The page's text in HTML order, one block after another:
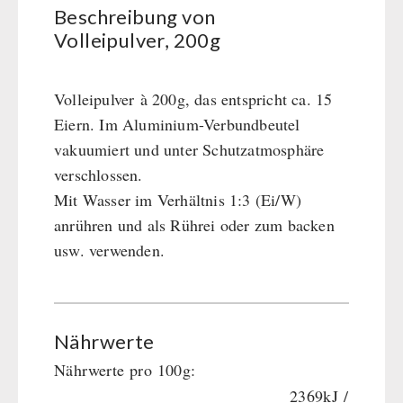
FRÜCHTE & GEMÜSE
Früchtesnacks
Früchtesnacks Karton
leckker Bio Früchte
SicherSatt Früchte
SicherSatt Gemüse
CONSERVA-SHOP
Instant Frühstück
Instant Gerichte
Instant Dessert
CONVAR-7 Tasting Boxes
CONVAR-7 Solid Meals
CONVAR-7 NextGen
EF Emergency Food
Dosenbistro
NAHRUNGSMITTEL DRITTANBIETER
Notrationen
Chili con Carne - Schweizer Armee
Fleisch / Käse / Brot
REAL - Suppen
REAL Field Meal - Hauptgerichte
TRINKEN
SicherSatt-Trinkwasser
Katadyn-Wasserfilter
Micropur-Wasserdesinfektion
Atemschutz
Beschreibung von
Volleipulver, 200g
Volleipulver à 200g, das entspricht ca. 15
Eiern. Im Aluminium-Verbundbeutel
vakuumiert und unter Schutzatmosphäre
verschlossen.
Mit Wasser im Verhältnis 1:3 (Ei/W)
anrühren und als Rührei oder zum backen
usw. verwenden.
Nährwerte
Nährwerte pro 100g:
2369kJ /